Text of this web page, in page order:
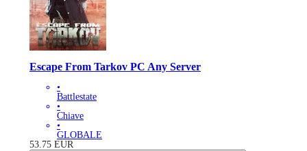
Escape From Tarkov PC Any Server
•
Battlestate
•
Chiave
•
GLOBALE
53.75 EUR